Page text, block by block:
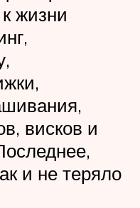
жизни
висков и
и не теряло